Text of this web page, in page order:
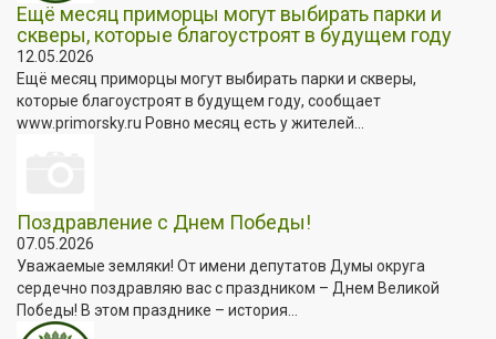
Ещё месяц приморцы могут выбирать парки и
скверы, которые благоустроят в будущем году
12.05.2026
Ещё месяц приморцы могут выбирать парки и скверы,
которые благоустроят в будущем году, сообщает
www.primorsky.ru Ровно месяц есть у жителей...
Поздравление с Днем Победы!
07.05.2026
Уважаемые земляки! От имени депутатов Думы округа
сердечно поздравляю вас с праздником – Днем Великой
Победы! В этом празднике – история...